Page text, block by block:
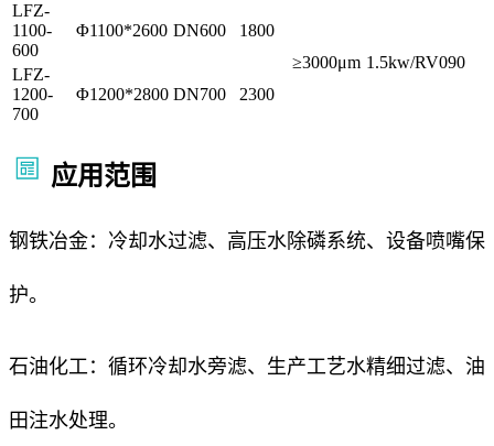
LFZ-
1100-
600
Φ1100*2600 DN600
1800
≥3000μm 1.5kw/RV090
LFZ-
1200-
700
Φ1200*2800 DN700 2300
应用范围
钢铁冶金：冷却水过滤、高压水除磷系统、设备喷嘴保
护。
石油化工：循环冷却水旁滤、生产工艺水精细过滤、油
田注水处理。